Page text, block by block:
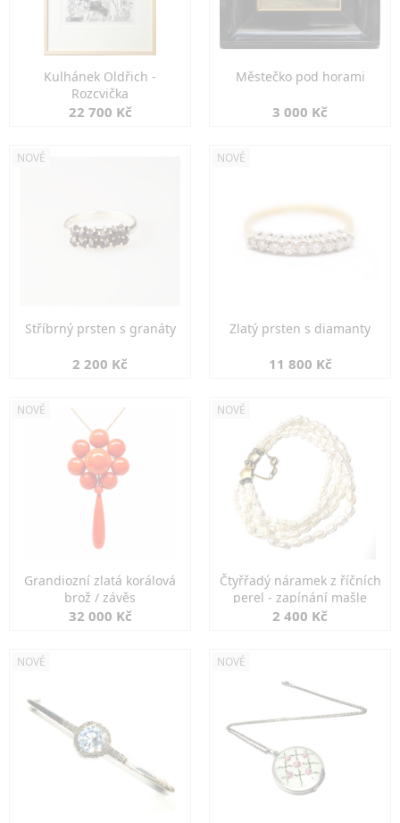
Kulhánek Oldřich -
Rozcvička
22 700 Kč
Městečko pod horami
3 000 Kč
NOVÉ
Stříbrný prsten s granáty
2 200 Kč
NOVÉ
Zlatý prsten s diamanty
11 800 Kč
NOVÉ
Grandiozní zlatá korálová
brož / závěs
32 000 Kč
NOVÉ
Čtyřřadý náramek z říčních
perel - zapínání mašle
2 400 Kč
NOVÉ NOVÉ